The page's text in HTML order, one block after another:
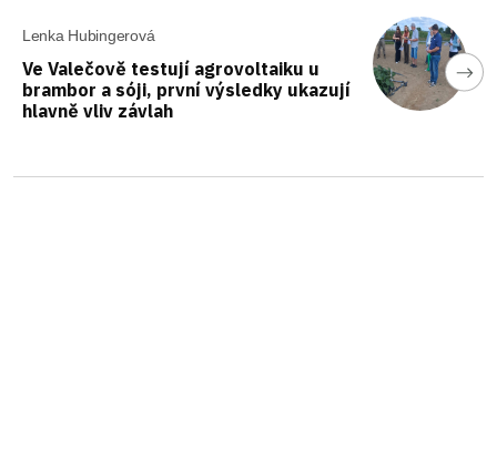
Lenka Hubingerová
Ve Valečově testují agrovoltaiku u
brambor a sóji, první výsledky ukazují
hlavně vliv závlah